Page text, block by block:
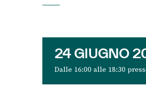
24 GIUGNO
Dalle 16:00 alle 18:30